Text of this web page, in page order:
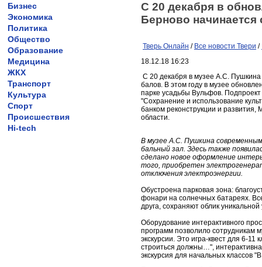
Бизнес
Экономика
Политика
Общество
Образование
Медицина
ЖКХ
Транспорт
Культура
Спорт
Происшествия
Hi-tech
С 20 декабря в
Берново начинается
Тверь Онлайн / Все новости Твери /
18.12.18 16:23
С 20 декабря в музее А.С.
балов. В этом году в музее
парке усадьбы Вульфов. Подпроект
"Сохранение и использование
банком реконструкции и развития,
области.
В музее А.С. Пушкина
бальный зал. Здесь также
сделано новое оформление
того, приобретен
отключения электроэнергии.
Обустроена парковая зона:
фонари на солнечных батареях.
друга, сохраняют облик
Оборудование интерактивного
программ позволило сотрудникам
экскурсии. Это игра-квест для 6-
строиться должны…",
экскурсия для начальных классов